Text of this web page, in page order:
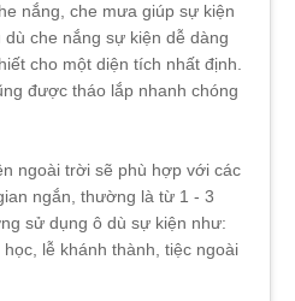
nắng, che mưa giúp sự kiện
che nắng sự kiện dễ dàng
cho một diện tích nhất định.
được tháo lắp nhanh chóng
ngoài trời sẽ phù hợp với các
ngắn, thường là từ 1 - 3
sử dụng ô dù sự kiện như:
lễ khánh thành, tiệc ngoài